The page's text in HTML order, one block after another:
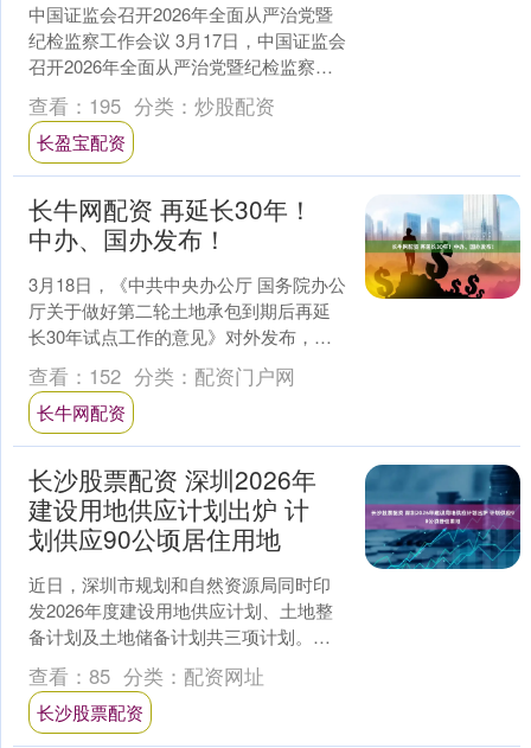
中国证监会召开2026年全面从严治党暨
纪检监察工作会议 3月17日，中国证监会
召开2026年全面从严治党暨纪检监察工
作会议，深入学习贯彻习近平总书记在
二十届中央....
查看： 195 分类： 炒股配资
长盈宝配资
长牛网配资 再延长30年！
中办、国办发布！
3月18日，《中共中央办公厅 国务院办公
厅关于做好第二轮土地承包到期后再延
长30年试点工作的意见》对外发布，对
第二轮土地承包到期后再延长30年试点
工作（以下简称....
查看： 152 分类： 配资门户网
长牛网配资
长沙股票配资 深圳2026年
建设用地供应计划出炉 计
划供应90公顷居住用地
近日，深圳市规划和自然资源局同时印
发2026年度建设用地供应计划、土地整
备计划及土地储备计划共三项计划。值
得注意的是，深圳首次将土地资源“整—
储—供”全环节年度....
查看： 85 分类： 配资网址
长沙股票配资